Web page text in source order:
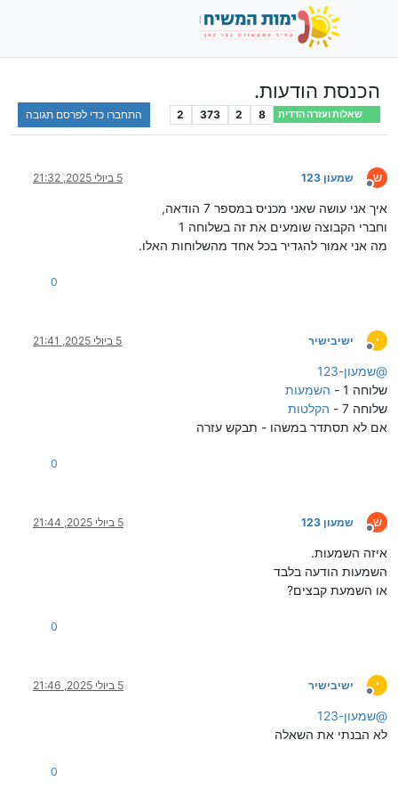
הכנסת הודעות.
שאלות ועזרה הדדית 8
2
373
2 התחברו כדי לפרסם תגובה
ש
מנותק
שמעון 123 5 ביולי 2025, 21:32
איך אני עושה שאני מכניס במספר 7 הודאה,
וחברי הקבוצה שומעים את זה בשלוחה 1
מה אני אמור להגדיר בכל אחד מהשלוחות האלו.
0
י
מנותק
ישיבישיר 5 ביולי 2025, 21:41
@שמעון-123
שלוחה 1 -
השמעות
שלוחה 7 -
הקלטות
אם לא תסתדר במשהו - תבקש עזרה
0
ש
מנותק
שמעון 123 5 ביולי 2025, 21:44
איזה השמעות.
השמעות הודעה בלבד
או השמעת קבצים?
0
י
מנותק
ישיבישיר 5 ביולי 2025, 21:46
@שמעון-123
לא הבנתי את השאלה
0